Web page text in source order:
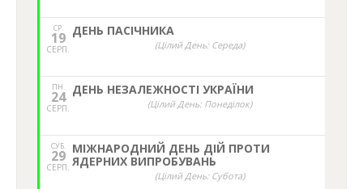
СР.
19
СЕРП.
ДЕНЬ ПАСІЧНИКА
(Цілий День: Середа)
ПН.
24
СЕРП.
ДЕНЬ НЕЗАЛЕЖНОСТІ УКРАЇНИ
(Цілий День: Понеділок)
СУБ.
29
СЕРП.
МІЖНАРОДНИЙ ДЕНЬ ДІЙ ПРОТИ
ЯДЕРНИХ ВИПРОБУВАНЬ
(Цілий День: Субота)